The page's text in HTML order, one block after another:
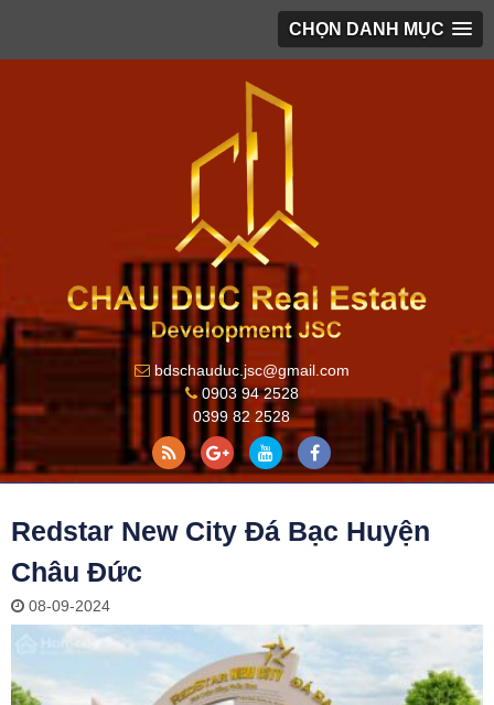
CHỌN DANH MỤC
bdschauduc.jsc@gmail.com
0903 94 2528
0399 82 2528
Redstar New City Đá Bạc Huyện
Châu Đức
08-09-2024